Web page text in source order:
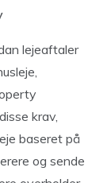
lejeaftaler
krav,
baseret på
og sende